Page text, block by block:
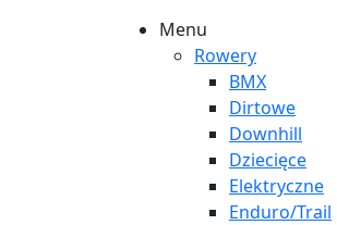
Menu
Rowery
BMX
Dirtowe
Downhill
Dziecięce
Elektryczne
Enduro/Trail